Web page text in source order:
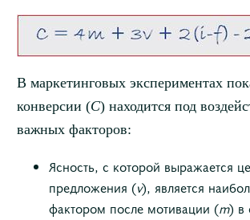
В маркетинговых экспериментах
конверсии (C) находится под
важных факторов:
Ясность, с которой выражается
предложения (v), является
фактором после мотивации (m) в